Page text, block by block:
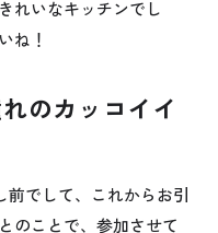
れいなキッチンでし
ね！
のカッコイイ
でして、これからお引
のことで、参加させて